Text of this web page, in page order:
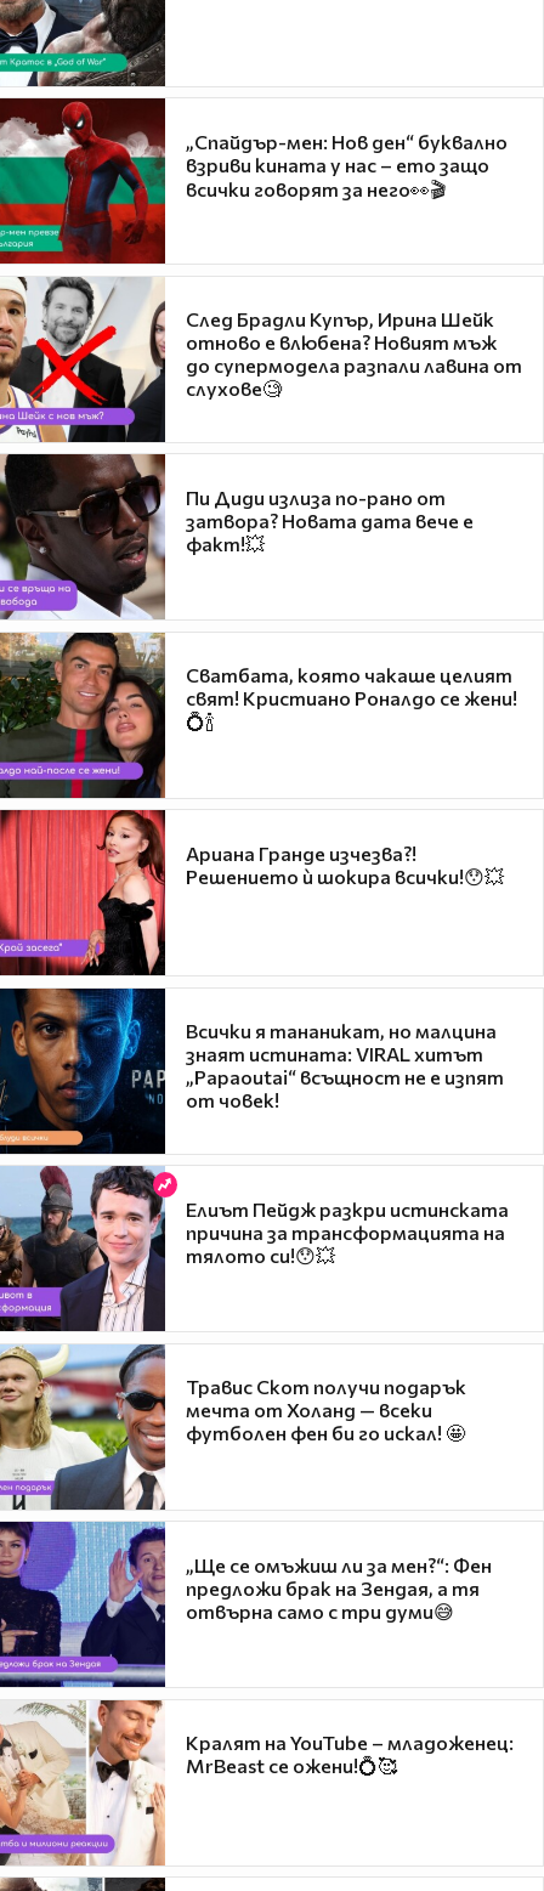
„Спайдър-мен: Нов ден“ буквално
взриви кината у нас – ето защо
всички говорят за него👀🎬
След Брадли Купър, Ирина Шейк
отново е влюбена? Новият мъж
до супермодела разпали лавина от
слухове🧐
Пи Диди излиза по-рано от
затвора? Новата дата вече е
факт!💥
Сватбата, която чакаше целият
свят! Кристиано Роналдо се жени!
💍🍾
Ариана Гранде изчезва?!
Решението ѝ шокира всички!😯💥
Всички я тананикат, но малцина
знаят истината: VIRAL хитът
„Papaoutai“ всъщност не е изпят
от човек!
Елиът Пейдж разкри истинската
причина за трансформацията на
тялото си!😯💥
Травис Скот получи подарък
мечта от Холанд — всеки
футболен фен би го искал! 🤩
„Ще се омъжиш ли за мен?“: Фен
предложи брак на Зендая, а тя
отвърна само с три думи😅
Кралят на YouTube – младоженец:
MrBeast се ожени!💍🥰